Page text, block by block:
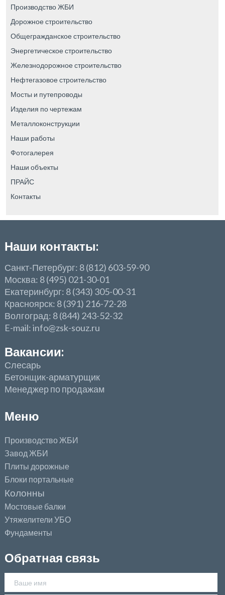
Производство ЖБИ
Дорожное строительство
Общегражданское строительство
Энергетическое строительство
Железнодорожное строительство
Нефтегазовое строительство
Мосты и путепроводы
Изделия по чертежам
Металлоконструкции
Наши работы
Фотогалерея
Наши объекты
ПРАЙС
Контакты
Наши контакты:
Санкт-Петербург: 8 (812) 603-59-90
Москва: 8 (495) 021-30-01
Екатеринбург: 8 (343) 305-00-31
Красноярск: 8 (391) 216-72-28
Волгоград: 8 (844) 243-52-32
E-mail: info@zsk-souz.ru
Вакансии:
Слесарь
Бетонщик-арматурщик
Менеджер по продажам
Меню
Производство ЖБИ
Завод ЖБИ
Плиты дорожные
Блоки портальные
Колонны
Мостовые балки
Утяжелители УБО
Фундаменты
Обратная связь